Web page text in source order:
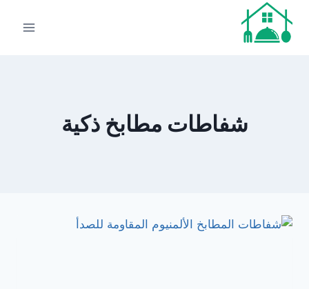
التجاوز
المحتوى
شفاطات مطابخ ذكية